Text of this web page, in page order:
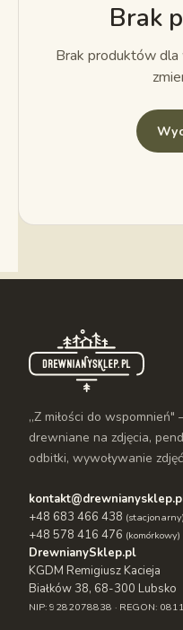
Brak
Brak produktów
„Z miłości do wspomnień"
drewniane na zdjęcia,
odbitki, wywoływanie
+48 683 466 438 (stacjonarny)
+48 578 416 476 (komórkowy)
DrewnianySklep.pl
KGDM Remigiusz Kacieja
Białków 38, 68-300 Lubsko
NIP: 9282078838 · REGON: